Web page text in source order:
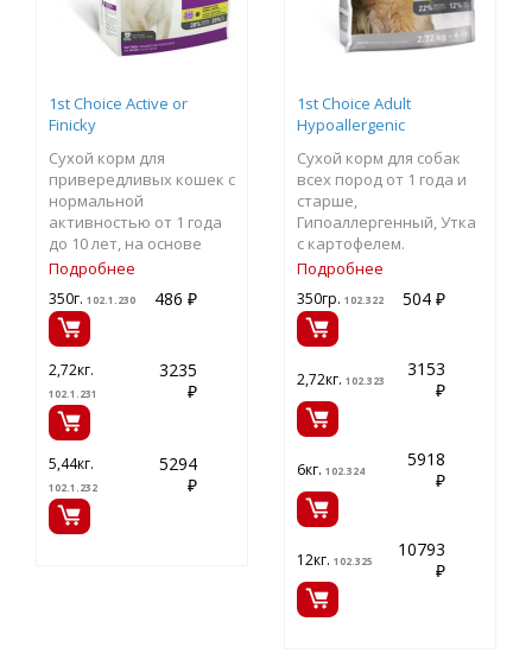
1st Choice Active or
Finicky
Сухой корм для
привередливых кошек с
нормальной
активностью от 1 года
до 10 лет, на основе
Курицы
Подробнее
350г. 102.1.230 486 ₽
2,72кг.
102.1.231
3235
₽
5,44кг.
102.1.232
5294
₽
1st Choice Adult
Hypoallergenic
Сухой корм для собак
всех пород от 1 года и
старше,
Гипоаллергенный, Утка
с картофелем.
Подробнее
350гр. 102.322 504 ₽
2,72кг. 102.323
3153
₽
6кг. 102.324
5918
₽
12кг. 102.325
10793
₽